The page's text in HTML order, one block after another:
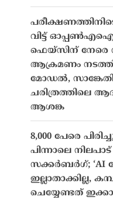
വിട്ട് ഓപ്പൺഎഐ;
ഫെയ്സിന്
ആക്രമണം
മോഡൽ,
ചരിത്രത്തിലെ
ആശങ്ക
8,000 പേരെ
പിന്നാലെ
സക്കർബർഗ്; ‘AI
ഇല്ലാതാക്കില്ല,
ചെയ്യേണ്ടത്